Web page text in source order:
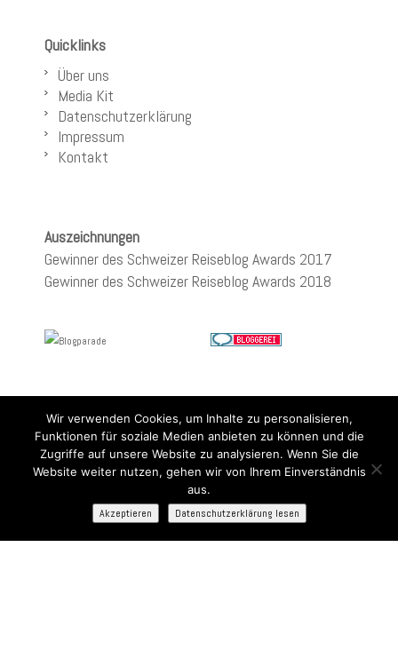
Quicklinks
Über uns
Media Kit
Datenschutzerklärung
Impressum
Kontakt
Auszeichnungen
Gewinner des Schweizer Reiseblog Awards 2017
Gewinner des Schweizer Reiseblog Awards 2018
Wir verwenden Cookies, um Inhalte zu personalisieren,
Funktionen für soziale Medien anbieten zu können und die
Zugriffe auf unsere Website zu analysieren. Wenn Sie die
Website weiter nutzen, gehen wir von Ihrem Einverständnis
aus.
Akzeptieren
Datenschutzerklärung lesen